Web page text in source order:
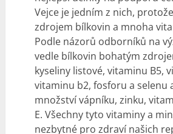
Vejce je jedním z nich,
zdrojem bílkovin a mnoha
Podle názorů odborníků na
vedle bílkovin bohatým
kyseliny listové, vitaminu B5,
vitaminu b2, fosforu a selenu
množství vápníku, zinku,
E. Všechny tyto vitaminy a
nezbytné pro zdraví našich